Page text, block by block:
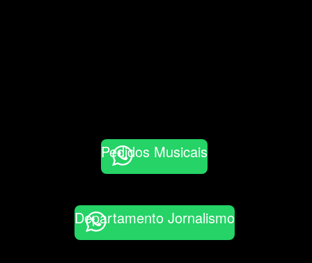
Pedidos Musicais
Departamento Jornalismo